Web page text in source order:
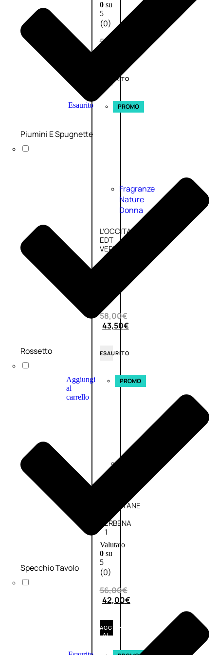
0su
5
(0)
58,00
ESAURITO
Esaurito PROMO
Fragranze
Nature
Donna
L’OCCITANE
EDT
VERBENA
E
58,00€
43,50€
ESAURITO
Aggiungi
al
carrello
PROMO
Donna
L’OCCITANE
EDT
VERBENA
1
Valutato
0su
5
(0)
56,00€
42,00€
AGGIUNGI
AL
CARRELLO
Piumini E Spugnette
Rossetto
Specchio Tavolo